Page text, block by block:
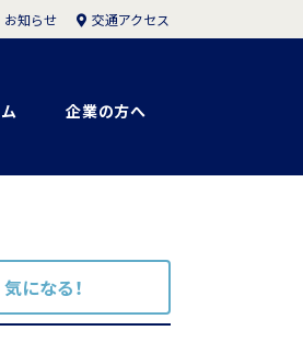
企業の方へ
お知らせ 交通アクセス
気になる！